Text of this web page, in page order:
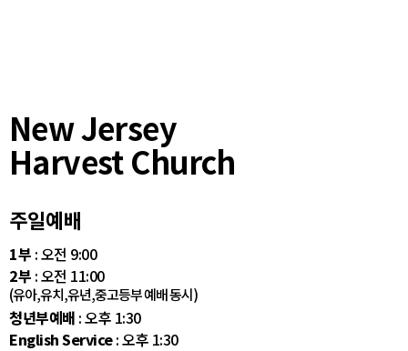
New Jersey
Harvest Church
주일예배
1부 : 오전 9:00
2부 : 오전 11:00
(유아,유치,유년,중고등부 예배 동시)
청년부예배 : 오후 1:30
English Service: 오후 1:30